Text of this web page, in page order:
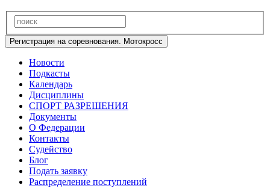
Регистрация на соревнования. Мотокросс
Новости
Подкасты
Календарь
Дисциплины
СПОРТ РАЗРЕШЕНИЯ
Документы
О Федерации
Контакты
Судейство
Блог
Подать заявку
Распределение поступлений